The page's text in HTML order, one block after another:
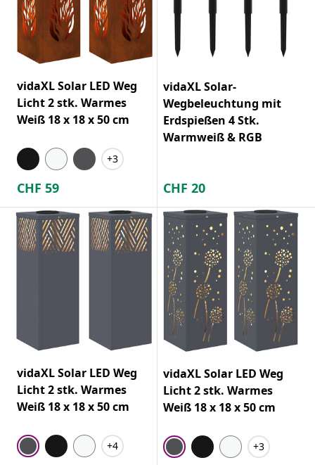
vidaXL Solar LED Weg
Licht 2 stk. Warmes
Weiß 18 x 18 x 50 cm
+3
CHF 59
vidaXL Solar-
Wegbeleuchtung mit
Erdspießen 4 Stk.
Warmweiß & RGB
CHF 20
vidaXL Solar LED Weg
Licht 2 stk. Warmes
Weiß 18 x 18 x 50 cm
+4
vidaXL Solar LED Weg
Licht 2 stk. Warmes
Weiß 18 x 18 x 50 cm
+3